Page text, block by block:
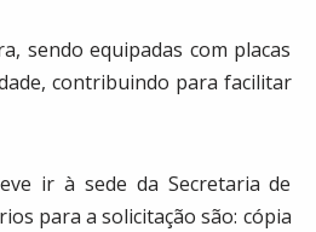
sendo equipadas com placas
contribuindo para facilitar
ir à sede da Secretaria de
para a solicitação são: cópia